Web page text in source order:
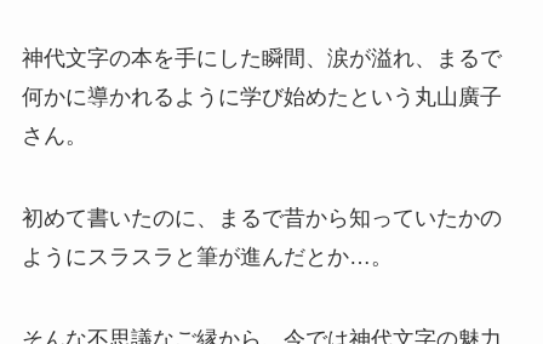
神代文字の本を手にした瞬間、涙が溢れ、まるで
何かに導かれるように学び始めたという丸山廣子
さん。
初めて書いたのに、まるで昔から知っていたかの
ようにスラスラと筆が進んだとか…。